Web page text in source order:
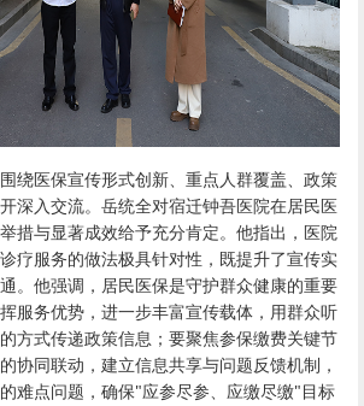
绕医保宣传形式创新、重点人群覆盖、政策
深入交流。岳统全对宿迁钟吾医院在居民医
措与显著成效给予充分肯定。他指出，医院
疗服务的做法极具针对性，既提升了宣传实
。他强调，居民医保是守护群众健康的重要
服务优势，进一步丰富宣传载体，用群众听
方式传递政策信息；要聚焦参保缴费关键节
协同联动，建立信息共享与问题反馈机制，
难点问题，确保"应参尽参、应缴尽缴"目标